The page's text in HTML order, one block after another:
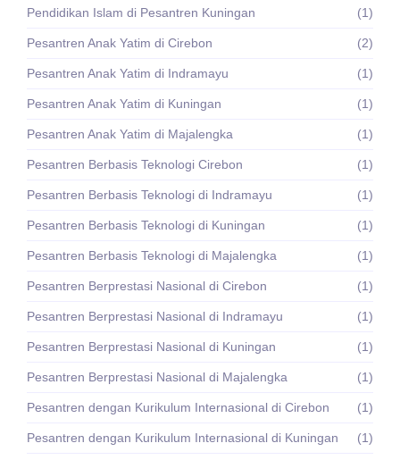
Pendidikan Islam di Pesantren Kuningan (1)
Pesantren Anak Yatim di Cirebon (2)
Pesantren Anak Yatim di Indramayu (1)
Pesantren Anak Yatim di Kuningan (1)
Pesantren Anak Yatim di Majalengka (1)
Pesantren Berbasis Teknologi Cirebon (1)
Pesantren Berbasis Teknologi di Indramayu (1)
Pesantren Berbasis Teknologi di Kuningan (1)
Pesantren Berbasis Teknologi di Majalengka (1)
Pesantren Berprestasi Nasional di Cirebon (1)
Pesantren Berprestasi Nasional di Indramayu (1)
Pesantren Berprestasi Nasional di Kuningan (1)
Pesantren Berprestasi Nasional di Majalengka (1)
Pesantren dengan Kurikulum Internasional di Cirebon (1)
Pesantren dengan Kurikulum Internasional di Kuningan (1)